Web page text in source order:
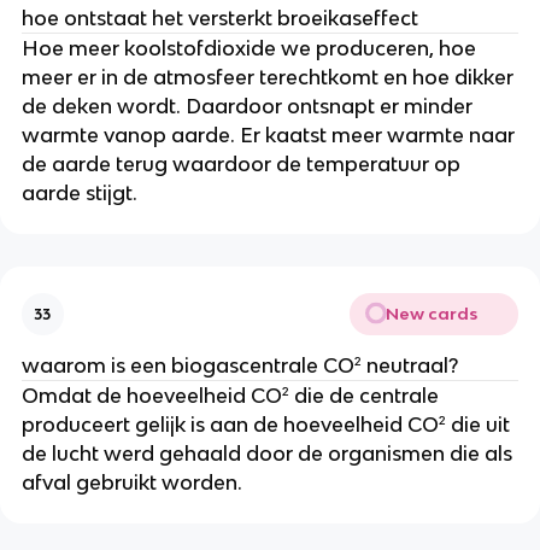
hoe ontstaat het versterkt broeikaseffect
Hoe meer koolstofdioxide we produceren, hoe
meer er in de atmosfeer terechtkomt en hoe dikker
de deken wordt. Daardoor ontsnapt er minder
warmte vanop aarde. Er kaatst meer warmte naar
de aarde terug waardoor de temperatuur op
aarde stijgt.
33 New cards
waarom is een biogascentrale CO² neutraal?
Omdat de hoeveelheid CO² die de centrale
produceert gelijk is aan de hoeveelheid CO² die uit
de lucht werd gehaald door de organismen die als
afval gebruikt worden.